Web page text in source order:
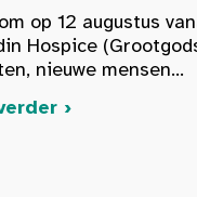
op 12 augustus
Hospice
nieuwe mensen...
›